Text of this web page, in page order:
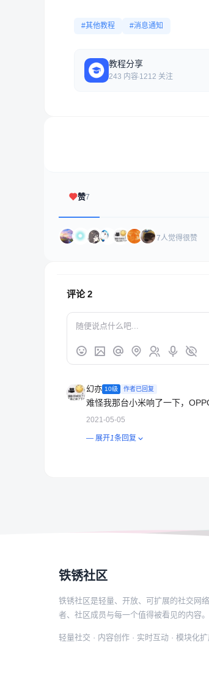
#其他教程 #消息通知
教程分享
243 内容 1212 关注
赞7
7人觉得很赞
评论2
幻亦 10级 作者已回复
难怪我那台小米响了一下，
2021-05-05
— 展开1条回复
铁锈社区
铁锈社区是轻量、开放、可扩展的社交网
者、社区成员与每一个值得被看见的内容。
轻量社交 · 内容创作 · 实时互动 · 模块化